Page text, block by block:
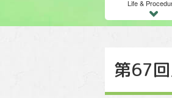
Life &
第67